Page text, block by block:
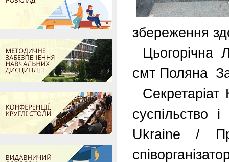
збереження
Цьогорічна
смт Поляна
Секретаріат
суспільство
Ukraine /